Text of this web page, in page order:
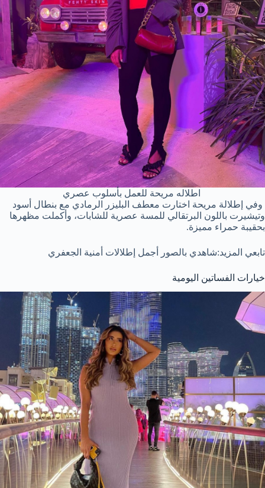
اطلاله مريحة للعمل بأسلوب عصري
وفي إطلالة مريحة اختارت معطف البليزر الرمادي مع بنطال أسود
وتيشيرت باللون البرتقالي للمسة عصرية للشابات، وأكملت مظهرها
بحقيبة حمراء مميزة.
تابعي المزيد:شاهدي بالصور أجمل إطلالات أمنية الجعفري
خيارات الفساتين اليومية